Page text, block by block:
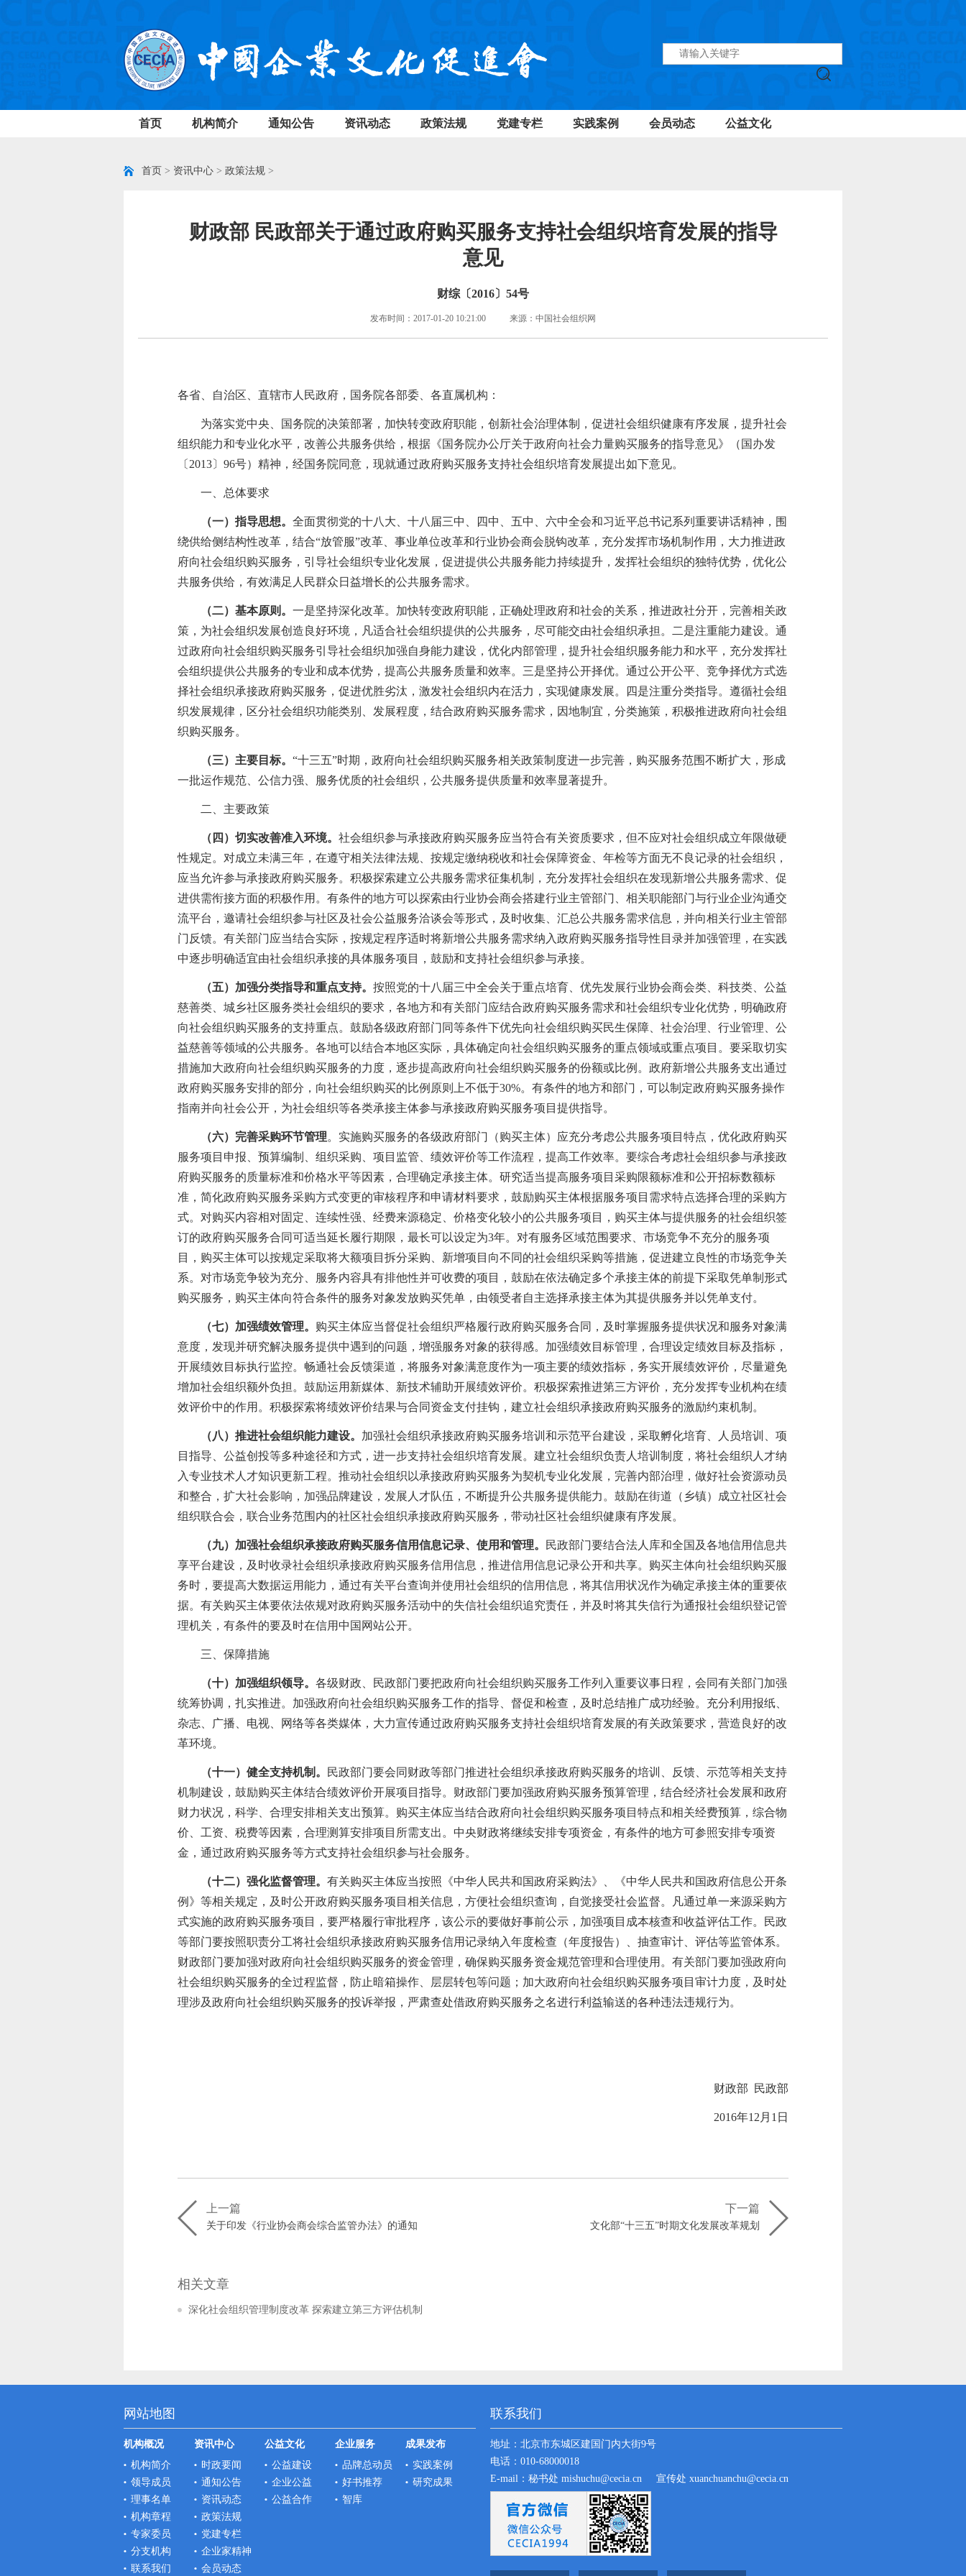
首页 机构简介 通知公告 资讯动态 政策法规 党建专栏 实践案例 会员动态 公益文化
首页 > 资讯中心 > 政策法规 >
财政部 民政部关于通过政府购买服务支持社会组织培育发展的指导
意见
财综〔2016〕54号
发布时间：2017-01-20 10:21:00 来源：中国社会组织网
各省、自治区、直辖市人民政府，国务院各部委、各直属机构：
为落实党中央、国务院的决策部署，加快转变政府职能，创新社会治理体制，促进社会组织健康有序发展，提升社会
组织能力和专业化水平，改善公共服务供给，根据《国务院办公厅关于政府向社会力量购买服务的指导意见》（国办发
〔 2013〕96号）精神，经国务院同意，现就通过政府购买服务支持社会组织培育发展提出如下意见。
一、总体要求
（一）指导思想。 全面贯彻党的十八大、十八届三中、四中、五中、六中全会和习近平总书记系列重要讲话精神， 围
绕供给侧结构性改革，结合“放管服”改革 、事业单位改革和行业协会商会脱钩改革，充分发挥市场机制作用，大力推进政
府向社会组织购买服务，引导社会组织专业化发展，促进提供公共服务能力持续提升，发挥社会组织的独特优势，优化公
共服务供给，有效满足人民群众日益增长的公共服务需求。
（二）基本原则。 一是坚持深化改革。加快转变政府职能，正确处理政府和社会的关系，推进政社分开，完善相关政
策，为社会组织发展创造良好环境，凡适合社会组织提供的公共服务，尽可能交由社会组织承担。二是注重能力建设。通
过政府向社会组织购买服务引导社会组织加强自身能力建设，优化内部管理，提升社会组织服务能力和水平，充分发挥社
会组织提供公共服务的专业和成本优势，提高公共服务质量和效率。三是坚持公开择优。通过公开公平、竞争择优方式选
择社会组织承接政府购买服务，促进优胜劣汰，激发社会组织内在活力，实现健康发展。四是注重分类指导。遵循社会组
织发展规律，区分社会组织功能类别、发展程度，结合政府购买服务需求，因地制宜，分类施策，积极推进政府向社会组
织购买服务。
（三）主要目标。 “十三五”时期，政府向社会组织购买服务相关政策制度进一步完善，购买服务范围不断扩大，形成
一批运作规范、公信力强、服务优质的社会组织，公共服务提供质量和效率显著提升。
二、主要政策
（四）切实改善准入环境。 社会组织参与承接政府购买服务应当符合有关资质要求，但不应对社会组织成立年限做硬
性规定。对成立未满三年，在遵守相关法律法规、按规定缴纳税收和社会保障资金、年检等方面无不良记录的社会组织，
应当允许参与承接政府购买服务。积极探索建立公共服务需求征集机制，充分发挥社会组织在发现新增公共服务需求、促
进供需衔接方面的积极作用。有条件的地方可以探索由行业协会商会搭建行业主管部门、相关职能部门与行业企业沟通交
流平台，邀请社会组织参与社区及社会公益服务洽谈会等形式，及时收集、汇总公共服务需求信息，并向相关行业主管部
门反馈。有关部门应当结合实际，按规定程序适时将新增公共服务需求纳入政府购买服务指导性目录并加强管理，在实践
中逐步明确适宜由社会组织承接的具体服务项目
，鼓励和支持社会组织参与承接。
（五）加强分类指导和重点支持。 按照党的十八届三中全会关于重点培育、优先发展行业协会商会类、科技类、公益
慈善类、城乡社区服务类社会组织的要求，各地方和有关部门应结合政府购买服务需求和社会组织专业化优势，明确政府
向社会组织购买服务的支持重点。鼓励各级政府部门 同等条件下优先向社会组织购买民生保障、社会治理、行业管理、公
益慈善等领域的公共服务。 各地可以结合本地区实际，具体确定向社会组织购买服务的重点领域或重点项目。要采取切实
措施加大政府向社会组织购买服务的力度，逐步提高政府向社会组织购买服务的份额或比例。 政府新增公共服务支出通过
政府购买服务安排的部分，向社会组织购买的比例原则上不低于30%。有条件的地方和部门，可以制定政府购买服务操作
指南并向社会公开，为社会组织等各类承接主体参与承接政府购买服务项目提供指导。
（六）完善采购环节管理。实施购买服务的各级政府部门（购买主体）应充分考虑公共服务项目特点，优化政府购买
服务项目申报、预算编制、组织采购、项目监管、绩效评价等工作流程，提高工作效率。要综合考虑社会组织参与承接政
府购买服务的质量标准和价格水平等因素，合理确定承接主体。研究适当提高服务项目采购限额标准和公开招标数额标
准，简化政府购买服务采购方式变更的审核程序和申请材料要求，鼓励购买主体根据服务项目需求特点选择合理的采购方
式。对购买内容相对固定、连续性强、经费来源稳定、价格变化较小的公共服务项目，购买主体与提供服务的社会组织签
订的政府购买服务合同可适当延长履行期限，最长可以设定为3年。对有服务区域范围要求、市场竞争不充分的服务项
目，购买主体可以按规定采取将大额项目拆分采购、新增项目向不同的社会组织采购等措施，促进建立良性的市场竞争关
系。对市场竞争较为充分、服务内容具有排他性并可收费的项目， 鼓励在依法确定多个承接主体的前提下采取凭单制形式
购买服务 ， 购买主体向符合条件的服务对象发放购买凭单，由领受者自主选择承接主体为其提供服务并以凭单支付。
（七）加强绩效管理。 购买主体应当督促社会组织严格履行政府购买服务合同， 及时掌握服务提供状况和服务对象满
意度，发现并研究解决服务提供中遇到的问题， 增强服务对象的获得感。 加强绩效目标管理，合理设定绩效目标及指标，
开展绩效目标执行监控。 畅通社会反馈渠道， 将服务对象满意度作为一项主要的绩效指标， 务实开展绩效评价，尽量避免
增加社会组织额外负担。鼓励运用新媒体、新技术辅助开展绩效评价。 积极探索推进第三方评价， 充分发挥专业机构在绩
效评价中的作用。积极探索将绩效评价结果与合同资金支付挂钩，建立社会组织承接政府购买服务的激励约束机制。
（八）推进社会组织能力建设。 加强社会组织承接政府购买服务培训和示范平台建设， 采取孵化培育、人员培训、项
目指导、公益创投等多种途径和方式， 进一步支持社会组织培育发展。建立社会组织负责人培训制度，将社会组织人才纳
入专业技术人才知识更新工程。 推动社会组织以承接政府购买服务为契机专业化发展，完善内部治理，做好社会资源动员
和整合，扩大社会影响，加强品牌建设，发展人才队伍 ， 不断提升公共服务提供能力 。 鼓励在街道（乡镇）成立社区社会
组织联合会，联合业务范围内的社区社会组织承接政府购买服务，带动社区社会组织健康有序发展。
（九）加强社会组织承接政府购买服务信用信息记录、使用和管理。
民政部门要结合法人库和全国及各地信用信息共
享平台建设，及时收录社会组织承接政府购买服务信用信息，推进信用信息记录公开和共享。购买主体向社会组织购买服
务时，要提高大数据运用能力，通过有关平台查询并使用社会组织的信用信息，将其信用状况作为确定承接主体的重要依
据。有关购买主体要依法依规对政府购买服务活动中的失信社会组织追究责任，并及时将其失信行为通报社会组织登记管
理机关，有条件的要及时在信用中国网站公开。
三、保障措施
（十）加强组织领导。 各级财政、民政部门要把政府向社会组织购买服务工作列入重要议事日程，会同有关部门加强
统筹协调， 扎实推进。 加强政府向社会组织购买服务工作的指导、督促和检查，及时总结推广成功经验。 充分利用报纸、
杂志、广播、电视、网络等各类媒体，大力宣传通过政府购买服务支持社会组织培育发展的有关政策要求，营造良好的改
革环境。
（十一）健全支持机制。
民政部门要会同财政等部门推进社会组织承接政府购买服务的培训、反馈、示范等相关支持
机制建设，鼓励购买主体结合绩效评价开展项目指导。 财政部门要加强政府购买服务预算管理，结合经济社会发展和政府
财力状况，科学、合理安排相关支出预算。 购买主体应当结合政府向社会组织购买服务项目特点和相关经费预算，综合物
价、工资、税费等因素，合理测算安排项目所需支出。 中央财政将继续安排专项资金，有条件的地方可参照安排专项资
金，通过政府购买服务等方式支持社会组织参与社会服务。
（十二）强化监督管理。 有关购买主体应当按照《中华人民共和国政府采购法》、《中华人民共和国政府信息公开条
例》等相关规定，及时公开政府购买服务项目相关信息， 方便社会组织查询，自觉接受社会监督。 凡通过单一来源采购方
式实施的政府购买服务项目，要严格履行审批程序，该公示的要做好事前公示，加强项目成本核查和收益评估工作。
民政
等部门要按照职责分工将社会组织承接政府购买服务信用记录纳入年度检查（年度报告）、抽查审计、评估等监管体系。
财政部门要加强对政府向社会组织购买服务的资金管理，确保购买服务资金规范管理和合理使用。 有关部门要加强政府向
社会组织购买服务的全过程监督， 防止暗箱操作、层层转包等问题； 加大政府向社会组织购买服务项目审计力度， 及时处
理涉及政府向社会组织购买服务的投诉举报， 严肃查处借政府购买服务之名进行利益输送的各种违法违规行为。
财政部 民政部
2016年12月1日
上一篇
关于印发《行业协会商会综合监管办法》的通知
下一篇
文化部“十三五”时期文化发展改革规划
相关文章
深化社会组织管理制度改革 探索建立第三方评估机制
网站地图
机构概况
机构简介
领导成员
理事名单
机构章程
专家委员
分支机构
联系我们
资讯中心
时政要闻
通知公告
资讯动态
政策法规
党建专栏
企业家精神
会员动态
公益文化
公益建设
企业公益
公益合作
企业服务
品牌总动员
好书推荐
智库
成果发布
实践案例
研究成果
联系我们
地址： 北京市东城区建国门内大街9号
电话：010-68000018
E-mail：秘书处 mishuchu@cecia.cn
宣传处 xuanchuanchu@cecia.cn